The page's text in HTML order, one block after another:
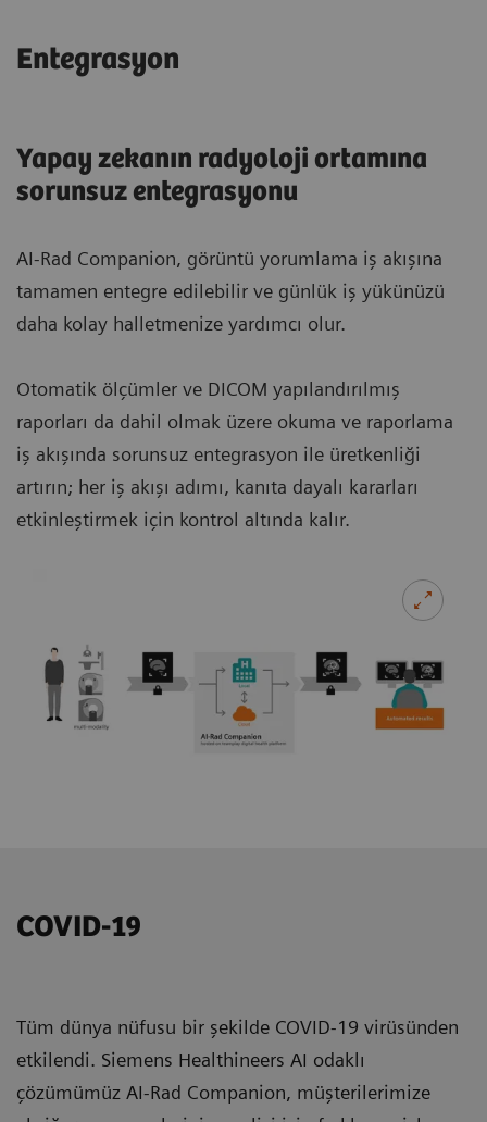
Entegrasyon
Yapay zekanın radyoloji ortamına
sorunsuz entegrasyonu
AI-Rad Companion, görüntü yorumlama iş akışına
tamamen entegre edilebilir ve günlük iş yükünüzü
daha kolay halletmenize yardımcı olur.
Otomatik ölçümler ve DICOM yapılandırılmış
raporları da dahil olmak üzere okuma ve raporlama
iş akışında sorunsuz entegrasyon ile üretkenliği
artırın; her iş akışı adımı, kanıta dayalı kararları
etkinleştirmek için kontrol altında kalır.
COVID-19
Tüm dünya nüfusu bir şekilde COVID-19 virüsünden
etkilendi. Siemens Healthineers AI odaklı
çözümümüz AI-Rad Companion, müşterilerimize